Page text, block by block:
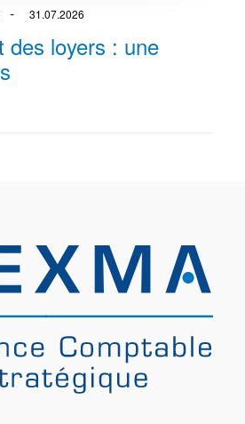
31.07.2026
des loyers : une